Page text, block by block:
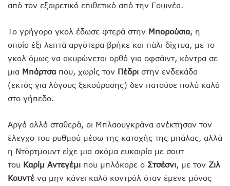
από τον εξαιρετικό επιθετικό από την Γουινέα.
Το γρήγορο γκολ έδωσε φτερά στην Μπορούσια, η
οποία έξι λεπτά αργότερα βρήκε και πάλι δίχτυα, με το
γκολ όμως να ακυρώνεται ορθά για οφσάιντ, κόντρα σε
μια Μπάρτσα που, χωρίς τον Πέδρι στην ενδεκάδα
(εκτός για λόγους ξεκούρασης) δεν πατούσε πολύ καλά
στο γήπεδο.
Αργά αλλά σταθερά, οι Μπλαουγκράνα ανέκτησαν τον
έλεγχο του ρυθμού μέσω της κατοχής της μπάλας, αλλά
η Ντόρτμουντ είχε μια ακόμα ευκαιρία με σουτ
του Καρίμ Αντεγέμι που μπλόκαρε ο Στσέσνι, με τον Ζιλ
Κουντέ να μην κάνει καλό κοντρόλ όταν έμενε μόνος